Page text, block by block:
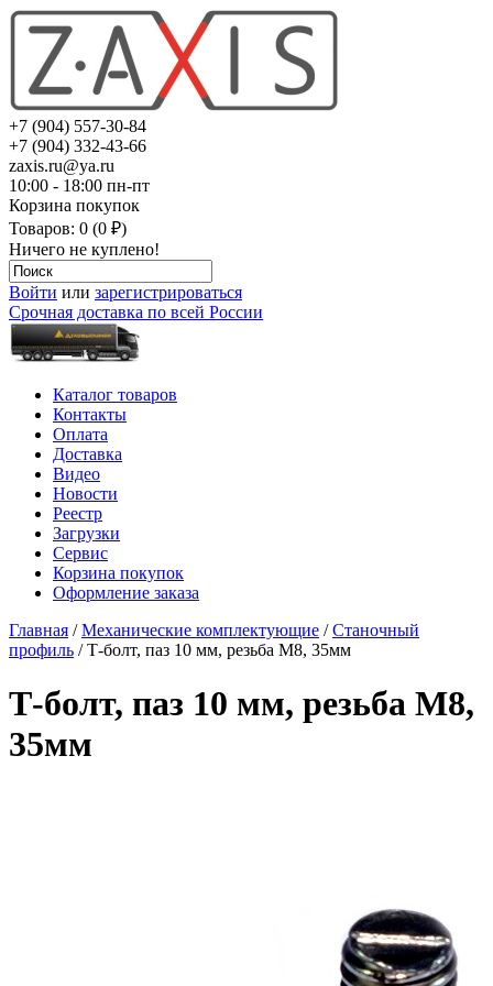
+7 (904) 557-30-84
+7 (904) 332-43-66
zaxis.ru@ya.ru
10:00 - 18:00 пн-пт
Корзина покупок
Товаров: 0 (0 ₽)
Ничего не куплено!
Войти или зарегистрироваться
Срочная доставка по всей России
Каталог товаров
Контакты
Оплата
Доставка
Видео
Новости
Реестр
Загрузки
Сервис
Корзина покупок
Оформление заказа
Главная /Механические комплектующие /Станочный
профиль / Т-болт, паз 10 мм, резьба М8, 35мм
Т-болт, паз 10 мм, резьба М8,
35мм